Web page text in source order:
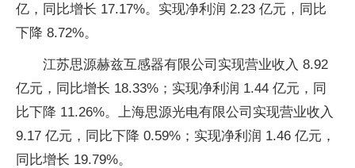
亿，同比增长 17.17%。实现净利润 2.23 亿元，同比
下降 8.72%。
江苏思源赫兹互感器有限公司实现营业收入 8.92
亿元，同比增长 18.33%；实现净利润 1.44 亿元，同
比下降 11.26%。上海思源光电有限公司实现营业收入
9.17 亿元，同比下降 0.59%；实现净利润 1.46 亿元，
同比增长 19.79%。